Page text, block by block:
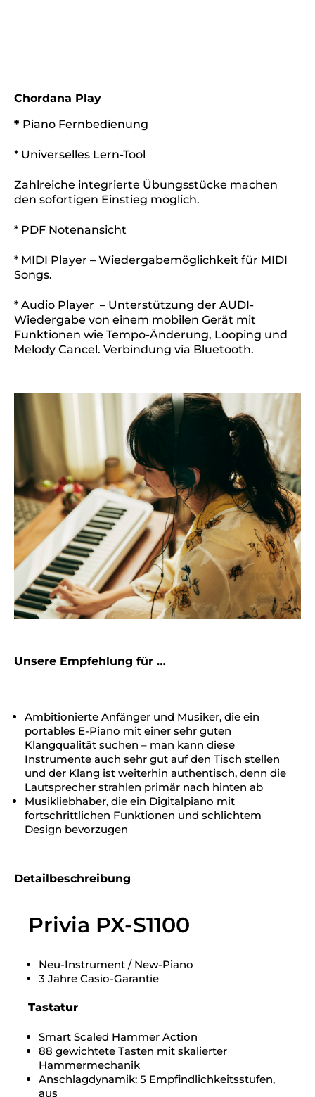
Chordana Play
* Piano Fernbedienung
* Universelles Lern-Tool
Zahlreiche integrierte Übungsstücke machen
den sofortigen Einstieg möglich.
* PDF Notenansicht
* MIDI Player – Wiedergabemöglichkeit für MIDI
Songs.
* Audio Player – Unterstützung der AUDI-
Wiedergabe von einem mobilen Gerät mit
Funktionen wie Tempo-Änderung, Looping und
Melody Cancel. Verbindung via Bluetooth.
Unsere Empfehlung für …
Ambitionierte Anfänger und Musiker, die ein
portables E-Piano mit einer sehr guten
Klangqualität suchen – man kann diese
Instrumente auch sehr gut auf den Tisch stellen
und der Klang ist weiterhin authentisch, denn die
Lautsprecher strahlen primär nach hinten ab
Musikliebhaber, die ein Digitalpiano mit
fortschrittlichen Funktionen und schlichtem
Design bevorzugen
Detailbeschreibung
Privia PX-S1100
Neu-Instrument / New-Piano
3 Jahre Casio-Garantie
Tastatur
Smart Scaled Hammer Action
88 gewichtete Tasten mit skalierter
Hammermechanik
Anschlagdynamik: 5 Empfindlichkeitsstufen,
aus